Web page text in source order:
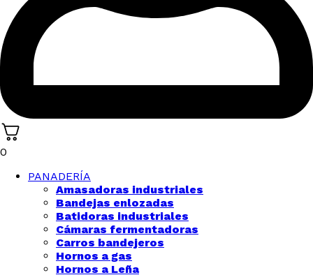
0
PANADERÍA
Amasadoras industriales
Bandejas enlozadas
Batidoras industriales
Cámaras fermentadoras
Carros bandejeros
Hornos a gas
Hornos a Leña